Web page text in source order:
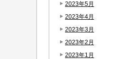
2023年5月
2023年4月
2023年3月
2023年2月
2023年1月